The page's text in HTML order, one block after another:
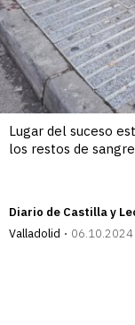
Lugar del suceso
los restos de
Diario de Castilla y
Valladolid
06.10.2024